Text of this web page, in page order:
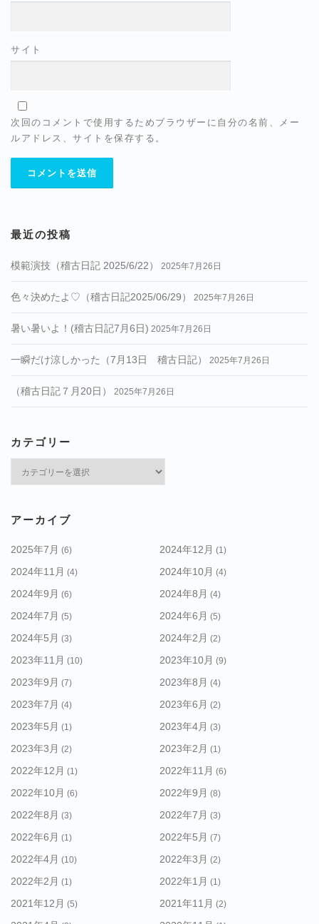
サイト
次回のコメントで使用するためブラウザーに自分の名前、メー
ルアドレス、サイトを保存する。
最近の投稿
模範演技（稽古日記 2025/6/22） 2025年7月26日
色々決めたよ♡（稽古日記2025/06/29） 2025年7月26日
暑い暑いよ！(稽古日記7月6日) 2025年7月26日
一瞬だけ涼しかった（7月13日 稽古日記） 2025年7月26日
（稽古日記７月20日） 2025年7月26日
カテゴリー
ー
アーカイブ
2025年7月 (6) 2024年12月 (1)
2024年11月 (4) 2024年10月 (4)
2024年9月 (6) 2024年8月 (4)
2024年7月 (5) 2024年6月 (5)
2024年5月 (3) 2024年2月 (2)
2023年11月 (10) 2023年10月 (9)
2023年9月 (7) 2023年8月 (4)
2023年7月 (4) 2023年6月 (2)
2023年5月 (1) 2023年4月 (3)
2023年3月 (2) 2023年2月 (1)
2022年12月 (1) 2022年11月 (6)
2022年10月 (6) 2022年9月 (8)
2022年8月 (3) 2022年7月 (3)
2022年6月 (1) 2022年5月 (7)
2022年4月 (10) 2022年3月 (2)
2022年2月 (1) 2022年1月 (1)
2021年12月 (5) 2021年11月 (2)